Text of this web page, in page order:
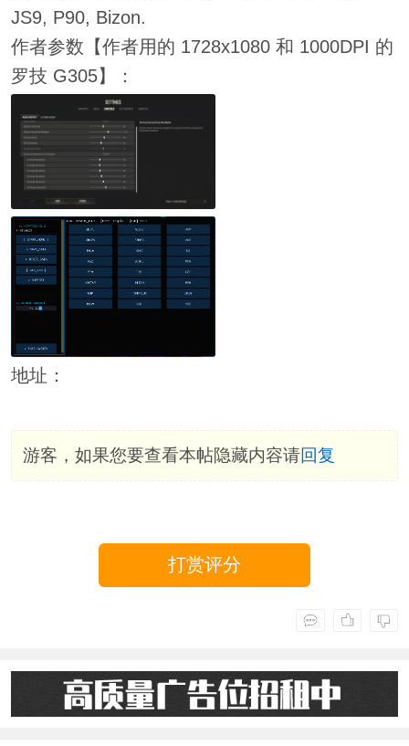
JS9, P90, Bizon.
作者参数【作者用的 1728x1080 和 1000DPI 的
罗技 G305】：
地址：
游客，如果您要查看本帖隐藏内容请回复
打赏评分